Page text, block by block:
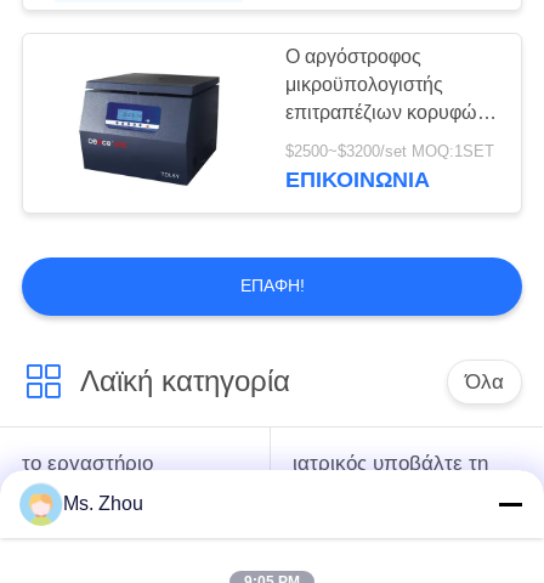
Ο αργόστροφος
μικροϋπολογιστής
επιτραπέζιων κορυφών
υποβάλλει το νερό
Determing σε
$2500~$3200/set MOQ:1SET
ΕΠΙΚΟΙΝΩΝΊΑ
ΕΠΑΦΉ!
Λαϊκή κατηγορία Όλα
το εργαστήριο
υποβάλλει τη μηχανή
σε φυγοκέντρωση
ιατρικός υποβάλτε τη
Ms. Zhou